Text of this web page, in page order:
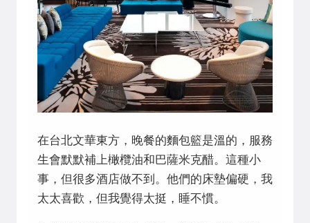
在台北文華東方，晚餐的麵包籃是溫的，服務
生會默默補上橄欖油和巴薩米克醋。這種小
事，但很多酒店做不到。他們的床墊偏硬，我
太太喜歡，但我覺得太挺，睡不慣。